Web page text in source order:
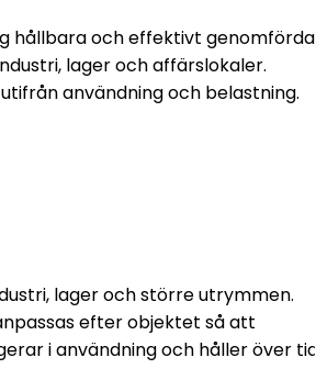
hållbara och effektivt genomförda
lager och affärslokaler.
användning och belastning.
lager och större utrymmen.
efter objektet så att
i användning och håller över tid.